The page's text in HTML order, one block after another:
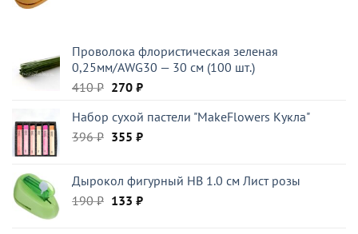
Проволока флористическая зеленая
0,25мм/AWG30 — 30 см (100 шт.)
410₽ Первоначальная
составляла
410 ₽.
270 ₽Текущая
270 ₽.
Набор сухой пастели "MakeFlowers Кукла"
396₽ Первоначальная
396 ₽.
355 ₽Текущая
Дырокол фигурный HB 1.0 см Лист розы
190₽ Первоначальная
133 ₽Текущая